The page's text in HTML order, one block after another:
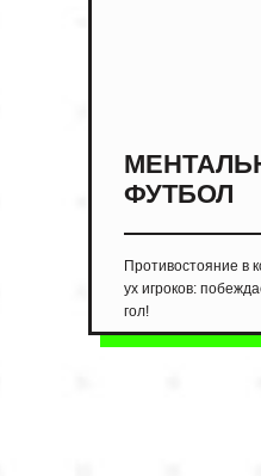
Противостояние в
ух игроков:
гол!
ФУТБОЛ